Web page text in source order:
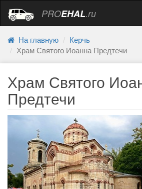
PROEHAL.ru
На главную
Керчь
Храм Святого Иоанна Предтечи
Храм Святого
Предтечи